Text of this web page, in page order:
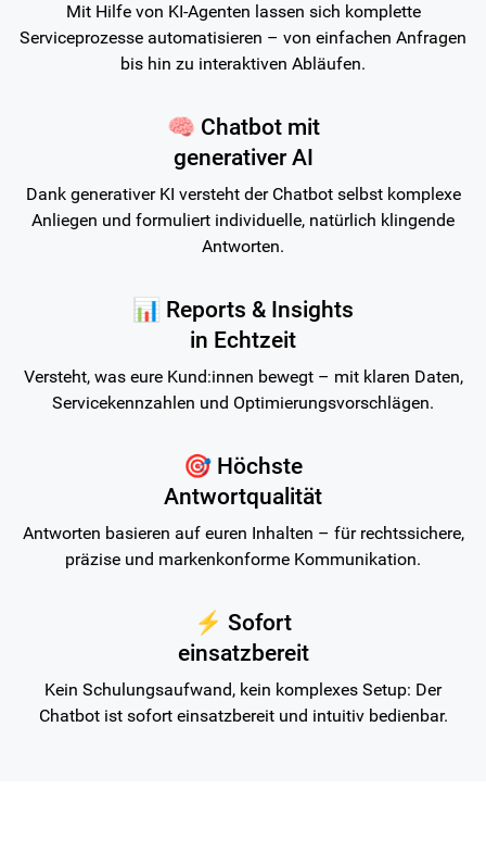
Mit Hilfe von KI-Agenten lassen sich komplette
Serviceprozesse automatisieren – von einfachen Anfragen
bis hin zu interaktiven Abläufen.
🧠 Chatbot mit
generativer AI
Dank generativer KI versteht der Chatbot selbst komplexe
Anliegen und formuliert individuelle, natürlich klingende
Antworten.
📊 Reports & Insights
in Echtzeit
Versteht, was eure Kund:innen bewegt – mit klaren Daten,
Servicekennzahlen und Optimierungsvorschlägen.
🎯 Höchste
Antwortqualität
Antworten basieren auf euren Inhalten – für rechtssichere,
präzise und markenkonforme Kommunikation.
⚡ Sofort
einsatzbereit
Kein Schulungsaufwand, kein komplexes Setup: Der
Chatbot ist sofort einsatzbereit und intuitiv bedienbar.